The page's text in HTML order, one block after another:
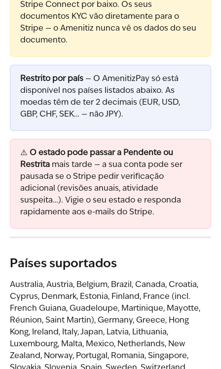
Stripe Connect por baixo. Os seus
documentos KYC vão diretamente para o
Stripe — o Amenitiz nunca vê os dados do seu
documento.
Restrito por país — O AmenitizPay só está
disponível nos países listados abaixo. As
moedas têm de ter 2 decimais (EUR, USD,
GBP, CHF, SEK… — não JPY).
⚠️ O estado pode passar a Pendente ou
Restrita mais tarde — a sua conta pode ser
pausada se o Stripe pedir verificação
adicional (revisões anuais, atividade
suspeita…). Vigie o seu estado e responda
rapidamente aos e-mails do Stripe.
Países suportados
Australia, Austria, Belgium, Brazil, Canada, Croatia,
Cyprus, Denmark, Estonia, Finland, France (incl.
French Guiana, Guadeloupe, Martinique, Mayotte,
Réunion, Saint Martin), Germany, Greece, Hong
Kong, Ireland, Italy, Japan, Latvia, Lithuania,
Luxembourg, Malta, Mexico, Netherlands, New
Zealand, Norway, Portugal, Romania, Singapore,